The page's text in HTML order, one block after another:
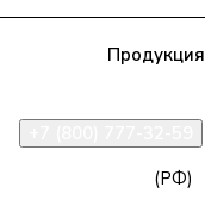
Продукция
(РФ)